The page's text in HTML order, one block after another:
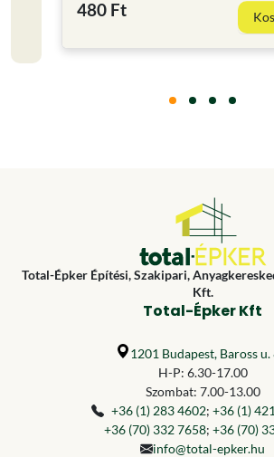
480 Ft
Total-Épker Építési, Szakipari,
Kft.
Total-Épker Kft
1201 Budapest, Baross u.
H-P: 6.30-17.00
Szombat: 7.00-13.00
+36 (1) 283 4602; +36 (1)
+36 (70) 332 7658; +36 (70)
info@total-epker.hu